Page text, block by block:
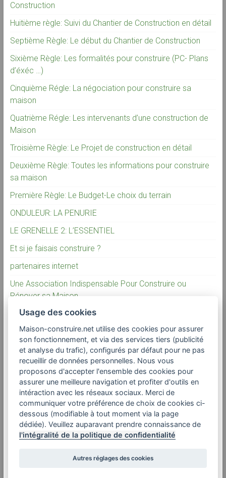
Construction
Huitième règle: Suivi du Chantier de Construction en détail
Septième Règle: Le début du Chantier de Construction
Sixième Règle: Les formalités pour construire (PC- Plans
d’éxéc …)
Cinquième Régle: La négociation pour construire sa
maison
Quatrième Régle: Les intervenants d’une construction de
Maison
Troisième Règle: Le Projet de construction en détail
Deuxième Règle: Toutes les informations pour construire
sa maison
Première Règle: Le Budget-Le choix du terrain
ONDULEUR: LA PENURIE
LE GRENELLE 2: L’ESSENTIEL
Et si je faisais construire ?
partenaires internet
Une Association Indispensable Pour Construire ou
Rénover sa Maison
La vérité sur la construction individuelle
Commentaires récents
Adresses utiles
aamoi
ademe
Usage des cookies
Maison-construire.net utilise des cookies pour assurer
son fonctionnement, et via des services tiers (publicité
et analyse du trafic), configurés par défaut pour ne pas
recueillir de données personnelles. Nous vous
proposons d'accepter l'ensemble des cookies pour
assurer une meilleure navigation et profiter d'outils en
intéraction avec les réseaux sociaux. Merci de
communiquer votre préférence de choix de cookies ci-
dessous (modifiable à tout moment via la page
dédiée). Veuillez auparavant prendre connaissance de
l'intégralité de la politique de confidentialité
Autres réglages des cookies